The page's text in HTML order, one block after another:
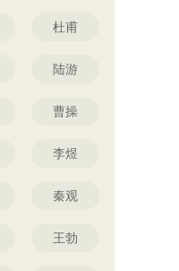
杜甫
陆游
曹操
李煜
秦观
王勃